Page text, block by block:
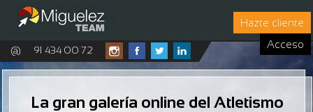
Hazte cliente
Acceso
@ 91 434 00 72
La gran galería online del Atletismo